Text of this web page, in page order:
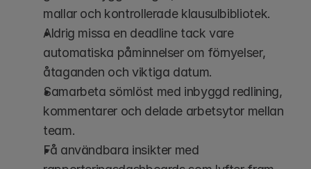
mallar och kontrollerade klausulbibliotek.
Aldrig missa en deadline tack vare
automatiska påminnelser om förnyelser,
åtaganden och viktiga datum.
Samarbeta sömlöst med inbyggd redlining,
kommentarer och delade arbetsytor mellan
team.
Få användbara insikter med